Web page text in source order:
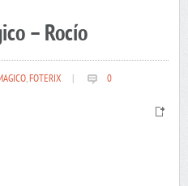
– Rocío
,FOTERIX 0